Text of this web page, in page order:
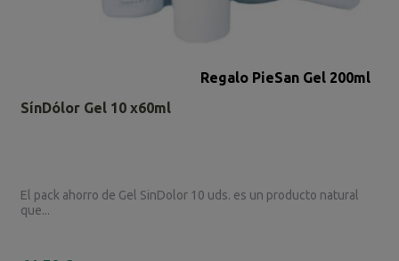
Regalo PieSan Gel 200ml
SínDólor Gel 10 x60ml
El pack ahorro de Gel SinDolor 10 uds. es un producto natural
que...